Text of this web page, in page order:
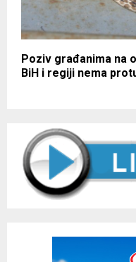
Poziv građanima na
BiH i regiji nema